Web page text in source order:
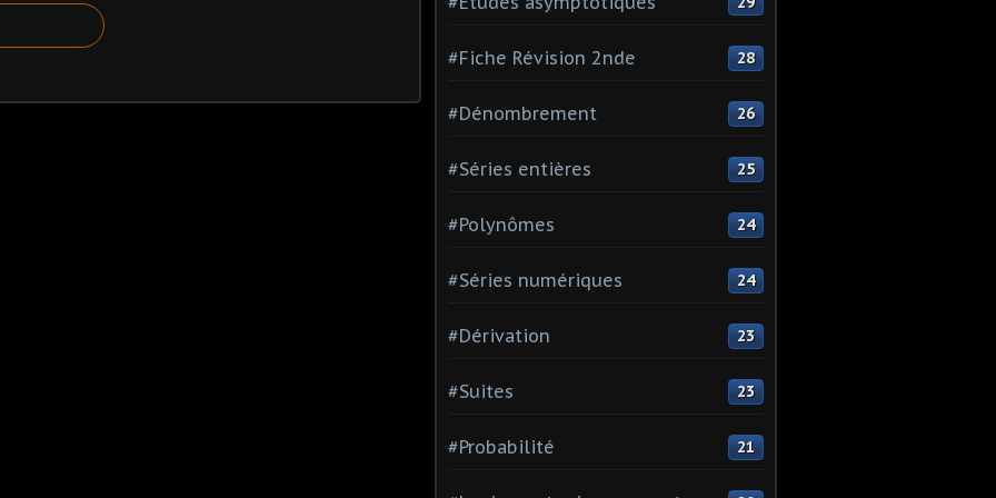
#Fiche Révision 2nde 28
#Dénombrement 26
#Séries entières 25
#Polynômes 24
#Séries numériques 24
#Dérivation 23
#Suites 23
#Probabilité 21